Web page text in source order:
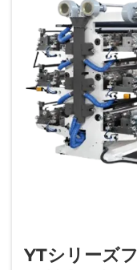
YTシリーズ